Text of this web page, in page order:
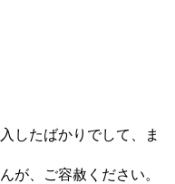
したばかりでして、ま
が、ご容赦ください。